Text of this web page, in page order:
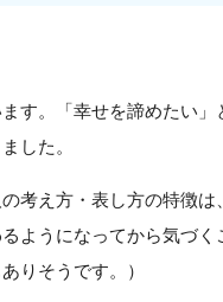
す。「幸せを諦めたい
した。
考え方・表し方の特徴は
ようになってから気づ
りそうです。）